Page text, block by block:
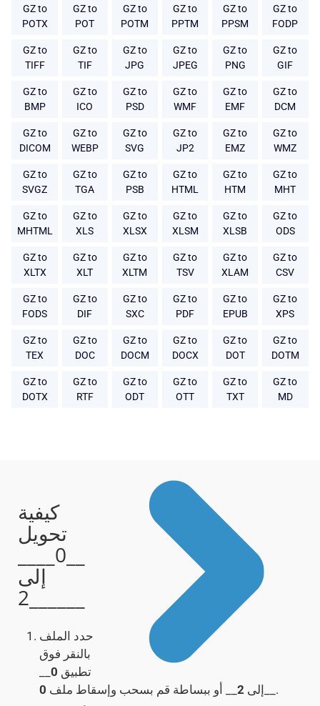
GZ to
POTX
GZ to
POT
GZ to
POTM
GZ to
PPTM
GZ to
PPSM
GZ to
FODP
GZ to
TIFF
GZ to
TIF
GZ to
JPG
GZ to
JPEG
GZ to
PNG
GZ to
GIF
GZ to
BMP
GZ to
ICO
GZ to
PSD
GZ to
WMF
GZ to
EMF
GZ to
DCM
GZ to
DICOM
GZ to
WEBP
GZ to
SVG
GZ to
JP2
GZ to
EMZ
GZ to
WMZ
GZ to
SVGZ
GZ to
TGA
GZ to
PSB
GZ to
HTML
GZ to
HTM
GZ to
MHT
GZ to
MHTML
GZ to
XLS
GZ to
XLSX
GZ to
XLSM
GZ to
XLSB
GZ to
ODS
GZ to
XLTX
GZ to
XLT
GZ to
XLTM
GZ to
TSV
GZ to
XLAM
GZ to
CSV
GZ to
FODS
GZ to
DIF
GZ to
SXC
GZ to
PDF
GZ to
EPUB
GZ to
XPS
GZ to
TEX
GZ to
DOC
GZ to
DOCM
GZ to
DOCX
GZ to
DOT
GZ to
DOTM
GZ to
DOTX
GZ to
RTF
GZ to
ODT
GZ to
OTT
GZ to
TXT
GZ to
MD
كيفية
تحويل
__0____
إلى
حدد الملف
بالنقر فوق
تطبيق 0
إلى 2 __ أو ببساطة قم بسحب وإسقاط ملف 0
__.